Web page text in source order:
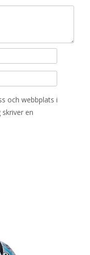
och webbplats i
en